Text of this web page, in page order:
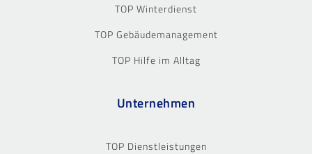
TOP Winterdienst
TOP Gebäudemanagement
TOP Hilfe im Alltag
Unternehmen
TOP Dienstleistungen